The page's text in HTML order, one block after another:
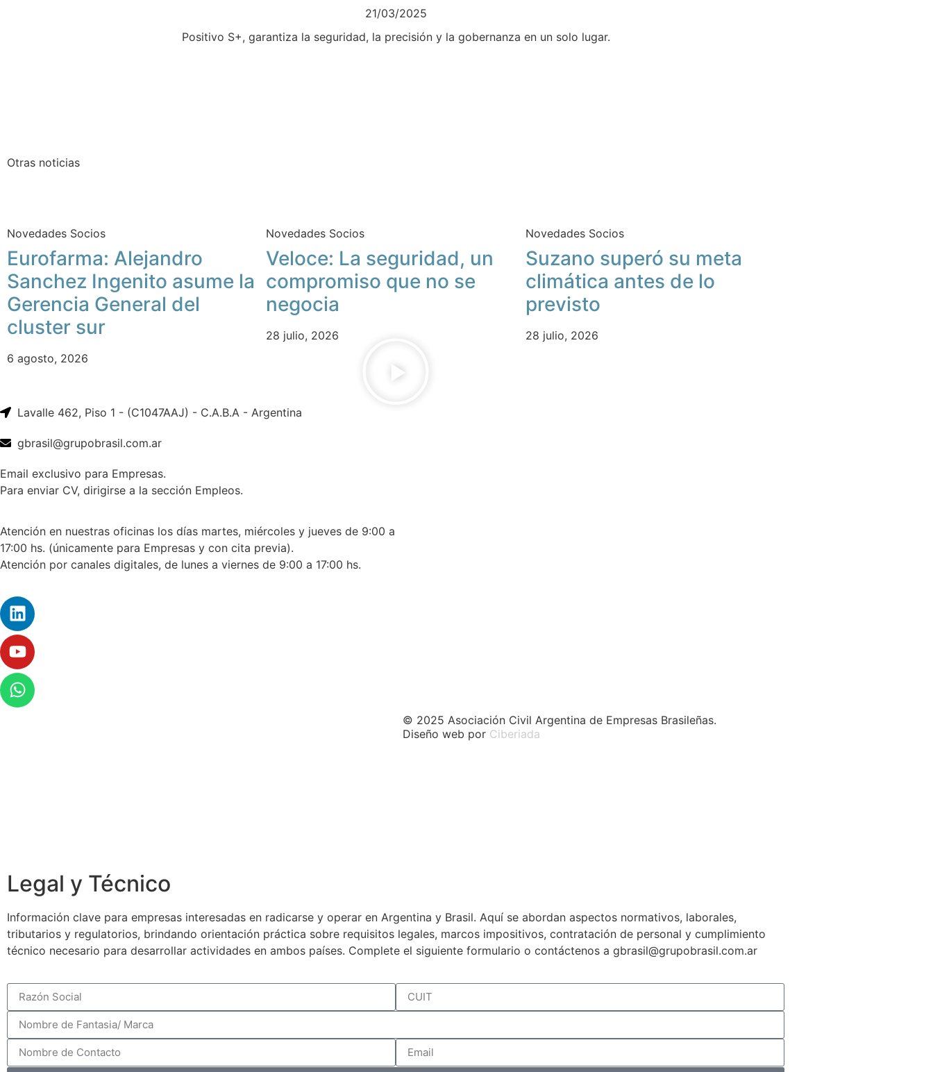
21/03/2025
Positivo S+, garantiza la seguridad, la precisión y la gobernanza en un solo lugar.
Otras noticias
Novedades Socios
Eurofarma: Alejandro
Sanchez Ingenito asume la
Gerencia General del
cluster sur
6 agosto, 2026
Novedades Socios
Veloce: La seguridad, un
compromiso que no se
negocia
28 julio, 2026
Novedades Socios
Suzano superó su meta
climática antes de lo
previsto
28 julio, 2026
Lavalle 462, Piso 1 - (C1047AAJ) - C.A.B.A - Argentina
gbrasil@grupobrasil.com.ar
Email exclusivo para Empresas.
Para enviar CV, dirigirse a la sección Empleos.
Atención en nuestras oficinas los días martes, miércoles y jueves de 9:00 a
17:00 hs. (únicamente para Empresas y con cita previa).
Atención por canales digitales, de lunes a viernes de 9:00 a 17:00 hs.
© 2025 Asociación Civil Argentina de Empresas Brasileñas.
Diseño web por Ciberiada
Legal y Técnico
Información clave para empresas interesadas en radicarse y operar en Argentina y Brasil. Aquí se abordan aspectos normativos, laborales,
tributarios y regulatorios, brindando orientación práctica sobre requisitos legales, marcos impositivos, contratación de personal y cumplimiento
técnico necesario para desarrollar actividades en ambos países. Complete el siguiente formulario o contáctenos a gbrasil@grupobrasil.com.ar